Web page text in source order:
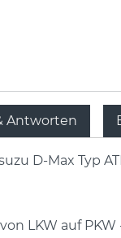
Antworten
D-Max Typ
LKW auf PKW